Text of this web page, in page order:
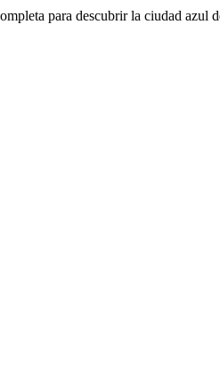
para descubrir la ciudad azul